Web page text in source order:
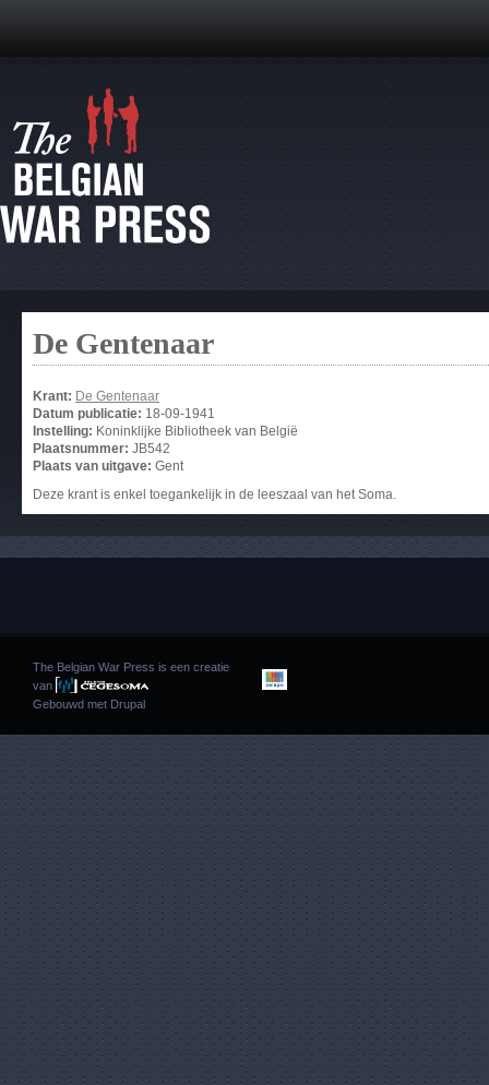
De Gentenaar
Krant: De Gentenaar
Datum publicatie: 18-09-1941
Instelling: Koninklijke Bibliotheek van België
Plaatsnummer: JB542
Plaats van uitgave: Gent
Deze krant is enkel toegankelijk in de leeszaal van het Soma.
The Belgian War Press is een creatie
van
Gebouwd met Drupal